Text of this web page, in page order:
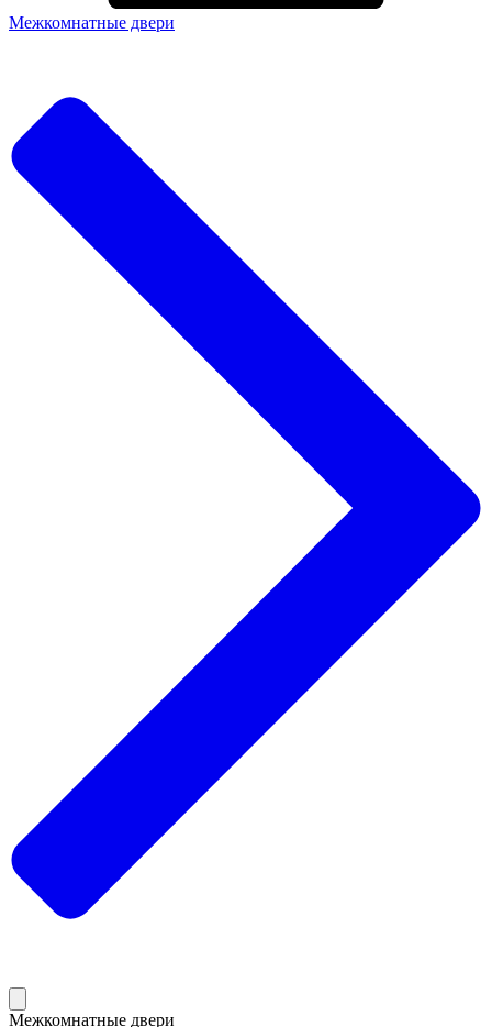
Межкомнатные двери
Межкомнатные двери